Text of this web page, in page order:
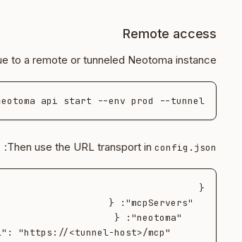
Remote access
to a remote or tunneled Neotoma instance:
api start --env prod --tunnel
Then use the URL transport in config.json
: